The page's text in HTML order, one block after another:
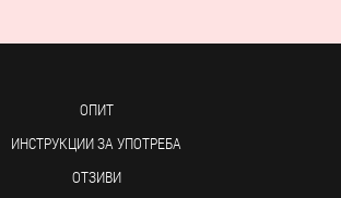
ОПИТ
ИНСТРУКЦИИ ЗА УПОТРЕБА
ОТЗИВИ